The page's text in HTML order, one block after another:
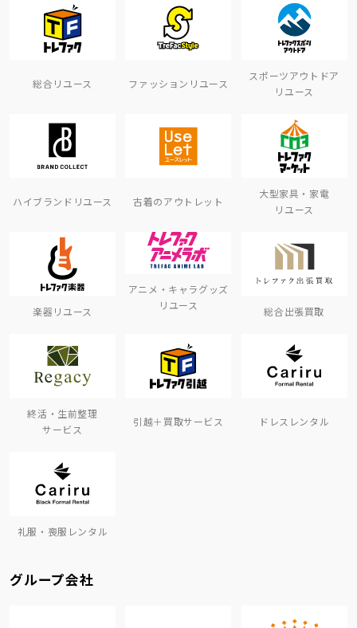
総合リユース ファッションリユース
スポーツアウトドア
リユース
ハイブランドリユース 古着のアウトレット
大型家具・家電
リユース
楽器リユース
アニメ・キャラグッズ
リユース
総合出張買取
終活・生前整理
サービス
引越＋買取サービス ドレスレンタル
礼服・喪服レンタル
グループ会社